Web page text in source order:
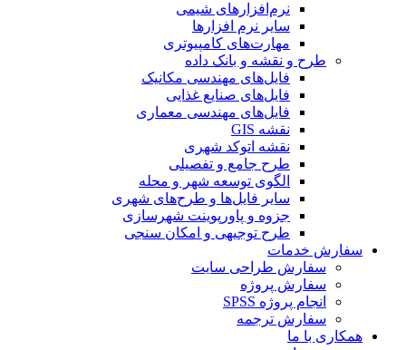
نرم‌افزارهای شیمی
سایر نرم افزارها
مهارت‌های کامپیوتری
طرح و نقشه و بانک داده
فایل‌های مهندسی مکانیک
فایل‌های صنایع غذایی
فایل‌های مهندسی معماری
نقشه GIS
نقشه اتوکد شهری
طرح جامع و تفصیلی
الگوی توسعه شهر و محله
سایر فایل‌ها و طرح‌های شهری
جزوه و پاورپوینت شهرسازی
طرح توجیهی و امکان سنجی
سفارش خدمات
سفارش طراحی سایت
سفارش پروژه
انجام پروژه SPSS
سفارش ترجمه
همکاری با ما